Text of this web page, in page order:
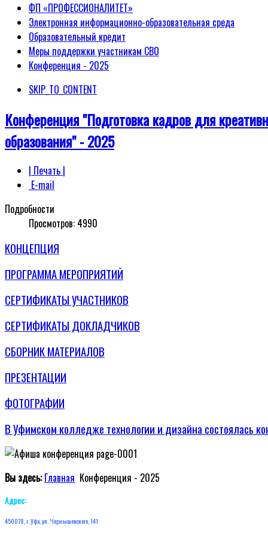
ФП «ПРОФЕССИОНАЛИТЕТ»
Электронная информационно-образовательная среда
Образовательный кредит
Меры поддержки участникам СВО
Конференция - 2025
SKIP_TO_CONTENT
Конференция "Подготовка кадров для
образования" - 2025
| Печать |
E-mail
Подробности
Просмотров: 4990
КОНЦЕПЦИЯ
ПРОГРАММА МЕРОПРИЯТИЙ
СЕРТИФИКАТЫ УЧАСТНИКОВ
СЕРТИФИКАТЫ ДОКЛАДЧИКОВ
СБОРНИК МАТЕРИАЛОВ
ПРЕЗЕНТАЦИИ
ФОТОГРАФИИ
В Уфимском колледже технологии и дизайна состоялась
Вы здесь:Главная Конференция - 2025
Адрес:
450078, г. Уфа, ул. Чернышевского, 141